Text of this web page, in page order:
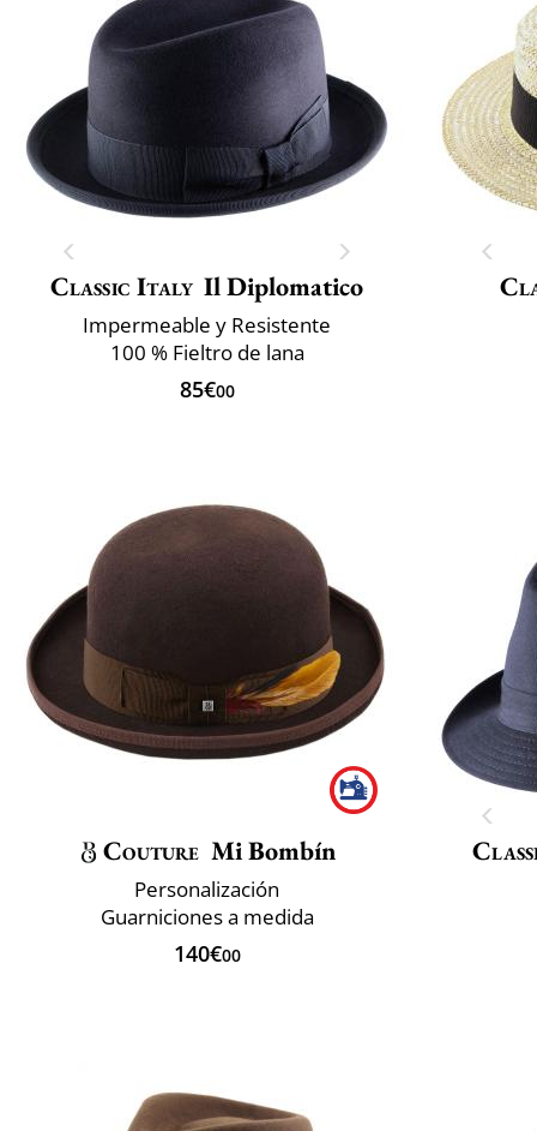
Classic Italy Il Diplomatico
Impermeable y Resistente
100 % Fieltro de lana
85€00
Couture Mi Bombín
Personalización
Guarniciones a medida
140€00